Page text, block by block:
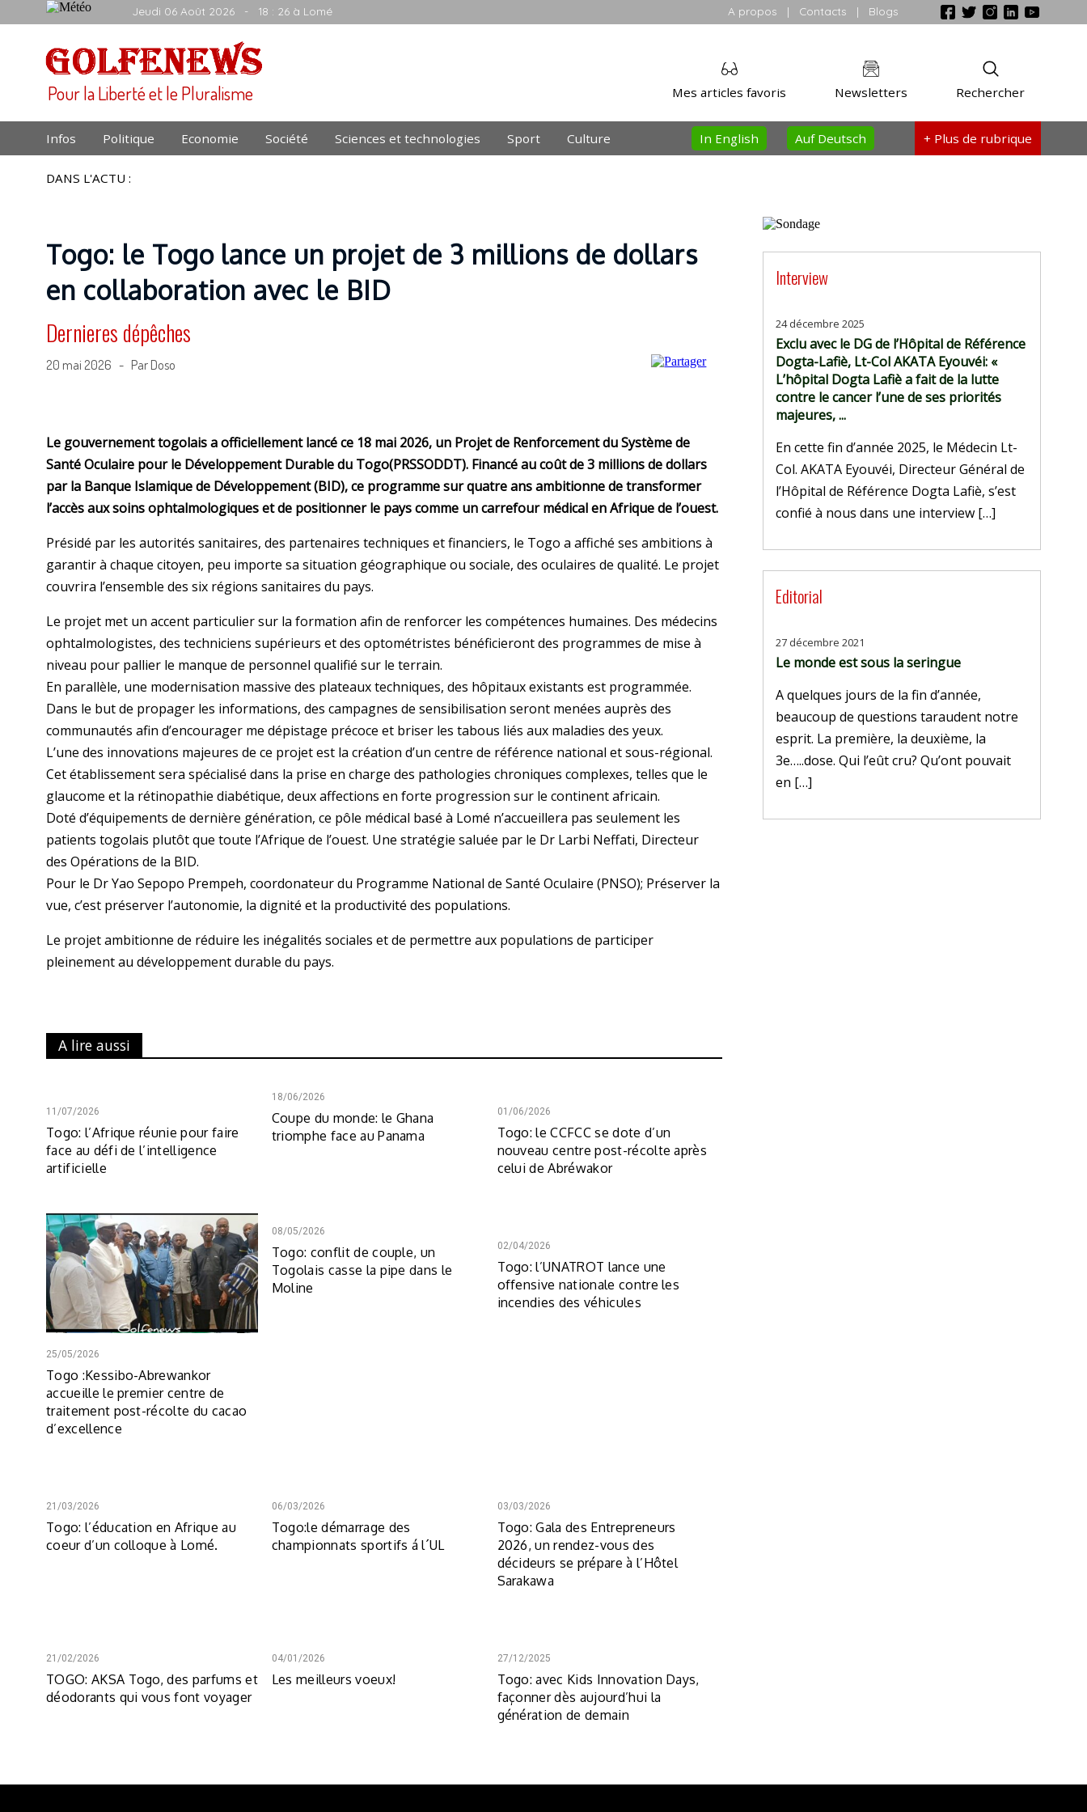
Jeudi 06 Août 2026 - 18 : 26 à Lomé A propos | Contacts | Blogs
Pour la Liberté et le Pluralisme Rechercher
Newsletters
Mes articles favoris
Infos Politique Economie Société Sciences et technologies Sport Culture + Plus de rubrique
Auf Deutsch
In English
DANS L'ACTU :
Togo: le Togo lance un projet de 3 millions de dollars
en collaboration avec le BID
Dernieres dépêches
20 mai 2026 - Par Doso
Le gouvernement togolais a officiellement lancé ce 18 mai 2026, un Projet de Renforcement du Système de
Santé Oculaire pour le Développement Durable du Togo(PRSSODDT). Financé au coût de 3 millions de dollars
par la Banque Islamique de Développement (BID), ce programme sur quatre ans ambitionne de transformer
l’accès aux soins ophtalmologiques et de positionner le pays comme un carrefour médical en Afrique de l’ouest.
Présidé par les autorités sanitaires, des partenaires techniques et financiers, le Togo a affiché ses ambitions à
garantir à chaque citoyen, peu importe sa situation géographique ou sociale, des oculaires de qualité. Le projet
couvrira l’ensemble des six régions sanitaires du pays.
Le projet met un accent particulier sur la formation afin de renforcer les compétences humaines. Des médecins
ophtalmologistes, des techniciens supérieurs et des optométristes bénéficieront des programmes de mise à
niveau pour pallier le manque de personnel qualifié sur le terrain.
En parallèle, une modernisation massive des plateaux techniques, des hôpitaux existants est programmée.
Dans le but de propager les informations, des campagnes de sensibilisation seront menées auprès des
communautés afin d’encourager me dépistage précoce et briser les tabous liés aux maladies des yeux.
L’une des innovations majeures de ce projet est la création d’un centre de référence national et sous-régional.
Cet établissement sera spécialisé dans la prise en charge des pathologies chroniques complexes, telles que le
glaucome et la rétinopathie diabétique, deux affections en forte progression sur le continent africain.
Doté d’équipements de dernière génération, ce pôle médical basé à Lomé n’accueillera pas seulement les
patients togolais plutôt que toute l’Afrique de l’ouest. Une stratégie saluée par le Dr Larbi Neffati, Directeur
des Opérations de la BID.
Pour le Dr Yao Sepopo Prempeh, coordonateur du Programme National de Santé Oculaire (PNSO); Préserver la
vue, c’est préserver l’autonomie, la dignité et la productivité des populations.
Le projet ambitionne de réduire les inégalités sociales et de permettre aux populations de participer
pleinement au développement durable du pays.
A lire aussi
11/07/2026
Togo: l’Afrique réunie pour faire
face au défi de l’intelligence
artificielle
18/06/2026
Coupe du monde: le Ghana
triomphe face au Panama
01/06/2026
Togo: le CCFCC se dote d’un
nouveau centre post-récolte après
celui de Abréwakor
25/05/2026
Togo :Kessibo-Abrewankor
accueille le premier centre de
traitement post-récolte du cacao
d’excellence
08/05/2026
Togo: conflit de couple, un
Togolais casse la pipe dans le
Moline
02/04/2026
Togo: l’UNATROT lance une
offensive nationale contre les
incendies des véhicules
21/03/2026
Togo: l’éducation en Afrique au
coeur d’un colloque à Lomé.
06/03/2026
Togo:le démarrage des
championnats sportifs á l´UL
03/03/2026
Togo: Gala des Entrepreneurs
2026, un rendez-vous des
décideurs se prépare à l’Hôtel
Sarakawa
21/02/2026
TOGO: AKSA Togo, des parfums et
déodorants qui vous font voyager
04/01/2026
Les meilleurs voeux!
27/12/2025
Togo: avec Kids Innovation Days,
façonner dès aujourd’hui la
génération de demain
Interview
24 décembre 2025
Exclu avec le DG de l’Hôpital de Référence
Dogta-Lafiè, Lt-Col AKATA Eyouvéi: «
L’hôpital Dogta Lafiè a fait de la lutte
contre le cancer l’une de ses priorités
majeures, ...
En cette fin d’année 2025, le Médecin Lt-
Col. AKATA Eyouvéi, Directeur Général de
l’Hôpital de Référence Dogta Lafiè, s’est
confié à nous dans une interview […]
Editorial
27 décembre 2021
Le monde est sous la seringue
A quelques jours de la fin d’année,
beaucoup de questions taraudent notre
esprit. La première, la deuxième, la
3e…..dose. Qui l’eût cru? Qu’ont pouvait
en […]